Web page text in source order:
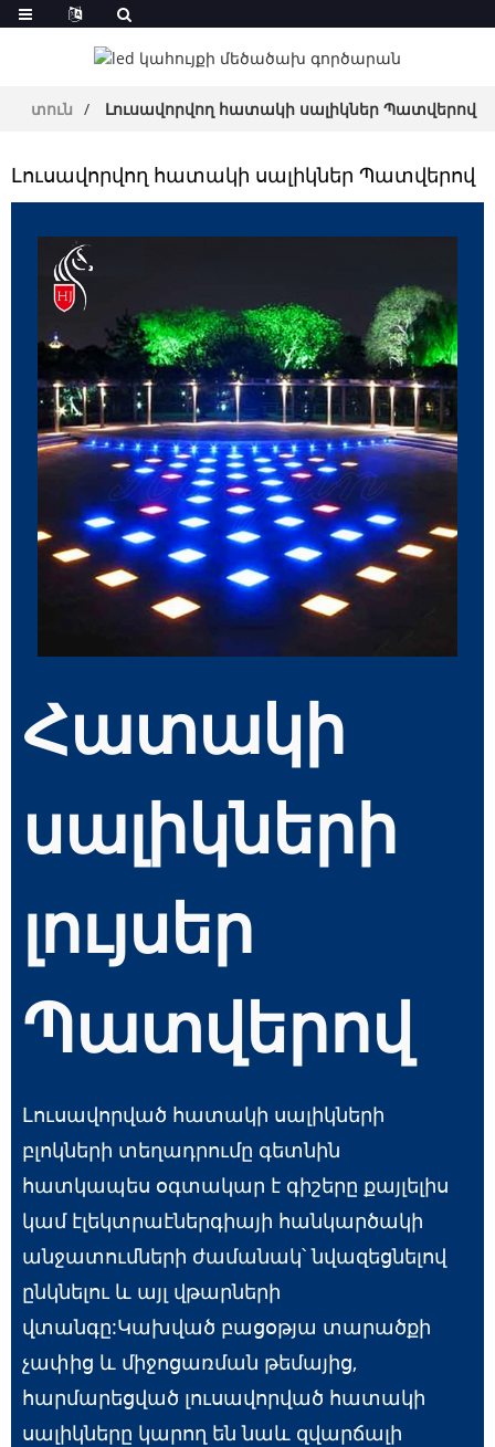
տուն Լուսավորվող հատակի սալիկներ Պատվերով
Լուսավորվող հատակի սալիկներ Պատվերով
Հատակի
սալիկների
լույսեր
Պատվերով
Լուսավորված հատակի սալիկների
բլոկների տեղադրումը գետնին
հատկապես օգտակար է գիշերը քայլելիս
կամ էլեկտրաէներգիայի հանկարծակի
անջատումների ժամանակ՝ նվազեցնելով
ընկնելու և այլ վթարների
վտանգը:Կախված բացօթյա տարածքի
չափից և միջոցառման թեմայից,
հարմարեցված լուսավորված հատակի
սալիկները կարող են նաև զվարճալի